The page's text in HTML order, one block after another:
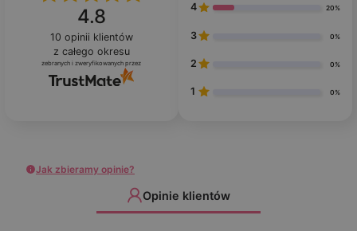
4.8
10 opinii klientów
z całego okresu
zebranych i zweryfikowanych przez
4 20%
3 0%
2 0%
1 0%
Jak zbieramy opinie?
Opinie klientów